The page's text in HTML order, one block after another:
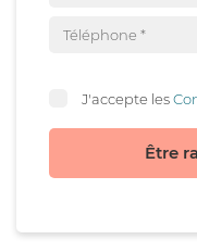
J'accepte les
Être